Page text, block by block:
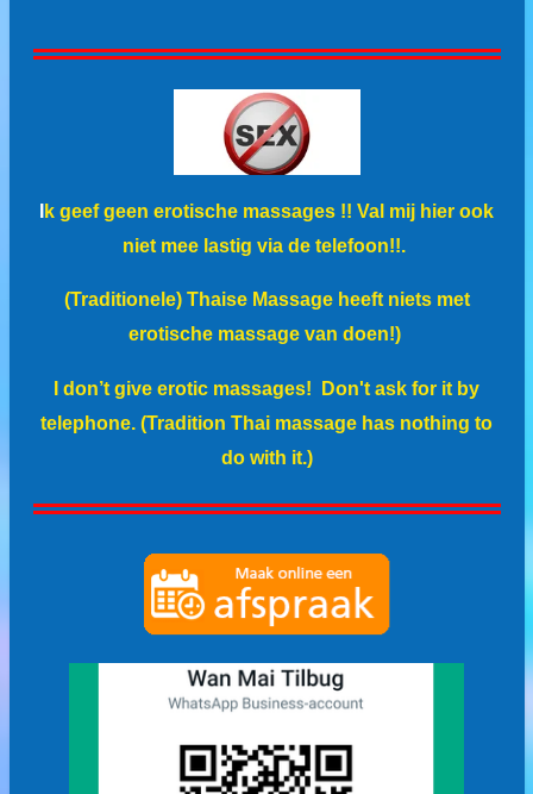
Ik geef geen erotische massages !! Val mij hier ook
niet mee lastig via de telefoon!!.
(Traditionele) Thaise Massage heeft niets met
erotische massage van doen!)
I don’t give erotic massages! Don't ask for it by
telephone. (Tradition Thai massage has nothing to
do with it.)